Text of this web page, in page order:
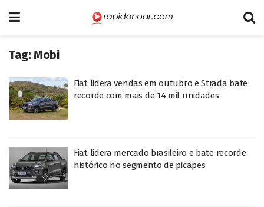
Tag:Mobi
Fiat lidera vendas em outubro e Strada bate
recorde com mais de 14 mil unidades
Fiat lidera mercado brasileiro e bate recorde
histórico no segmento de picapes